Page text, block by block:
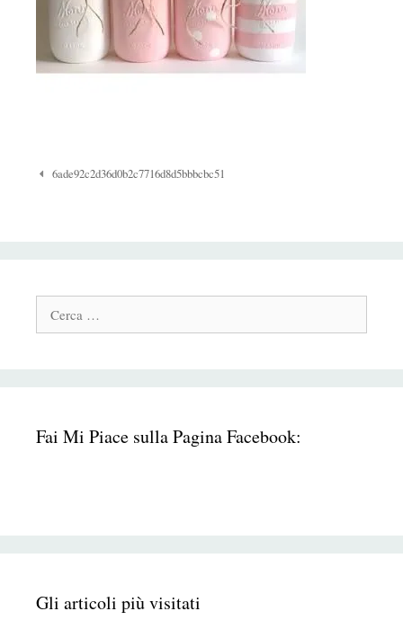
Navigazione
6ade92c2d36d0b2c7716d8d5bbbcbc51
Fai Mi Piace sulla Pagina Facebook:
Gli articoli più visitati